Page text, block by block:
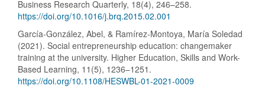
Business Research Quarterly, 18(4), 246–258.
https://doi.org/10.1016/j.brq.2015.02.001
García-González, Abel, & Ramírez-Montoya, María Soledad
(2021). Social entrepreneurship education: changemaker
training at the university. Higher Education, Skills and Work-
Based Learning, 11(5), 1236–1251.
https://doi.org/10.1108/HESWBL-01-2021-0009